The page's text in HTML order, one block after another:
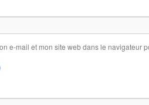
e-mail et mon site web dans le navigateur